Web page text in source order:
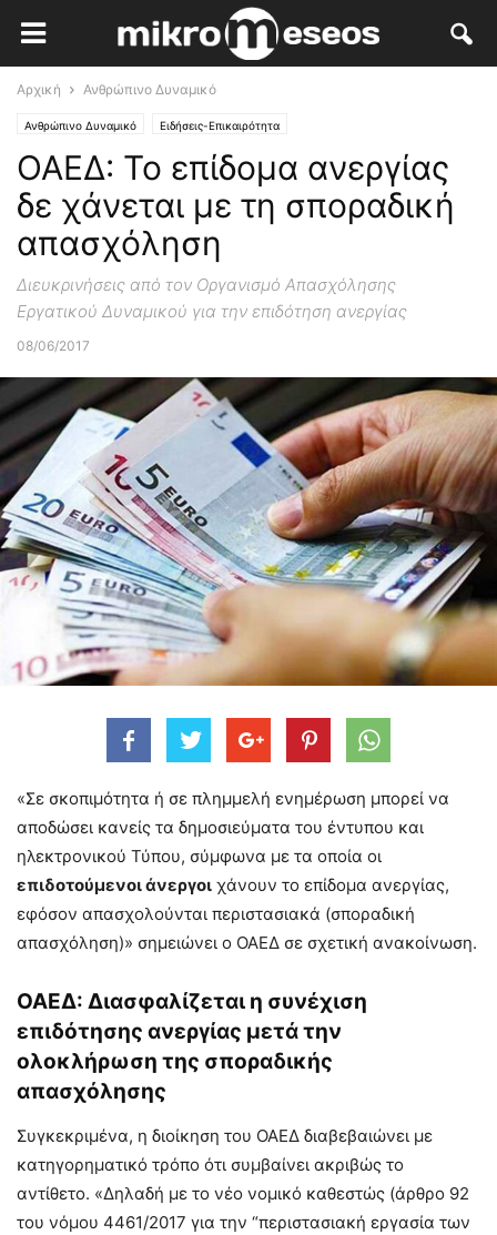
Αρχική Ανθρώπινο Δυναμικό
Ανθρώπινο Δυναμικό Ειδήσεις-Επικαιρότητα
ΟΑΕΔ: Το επίδομα ανεργίας
δε χάνεται με τη σποραδική
απασχόληση
Διευκρινήσεις από τον Οργανισμό Απασχόλησης
Εργατικού Δυναμικού για την επιδότηση ανεργίας
08/06/2017
«Σε σκοπιμότητα ή σε πλημμελή ενημέρωση μπορεί να
αποδώσει κανείς τα δημοσιεύματα του έντυπου και
ηλεκτρονικού Τύπου, σύμφωνα με τα οποία οι
επιδοτούμενοι άνεργοι χάνουν το επίδομα ανεργίας,
εφόσον απασχολούνται περιστασιακά (σποραδική
απασχόληση)» σημειώνει ο ΟΑΕΔ σε σχετική ανακοίνωση.
ΟΑΕΔ: Διασφαλίζεται η συνέχιση
επιδότησης ανεργίας μετά την
ολοκλήρωση της σποραδικής
απασχόλησης
Συγκεκριμένα, η διοίκηση του ΟΑΕΔ διαβεβαιώνει με
κατηγορηματικό τρόπο ότι συμβαίνει ακριβώς το
αντίθετο. «Δηλαδή με το νέο νομικό καθεστώς (άρθρο 92
του νόμου 4461/2017 για την “περιστασιακή εργασία των